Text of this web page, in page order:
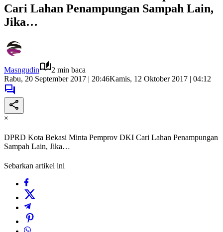
Cari Lahan Penampungan Sampah Lain,
Jika…
Masngudin
2 min baca
Rabu, 20 September 2017 | 20:46Kamis, 12 Oktober 2017 | 04:12
×
DPRD Kota Bekasi Minta Pemprov DKI Cari Lahan Penampungan
Sampah Lain, Jika…
Sebarkan artikel ini